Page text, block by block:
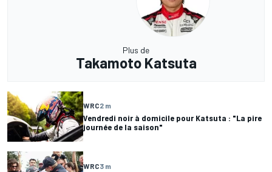
Plus de
Takamoto Katsuta
WRC2 m
Vendredi noir à domicile pour Katsuta : "La pire
journée de la saison"
WRC3 m